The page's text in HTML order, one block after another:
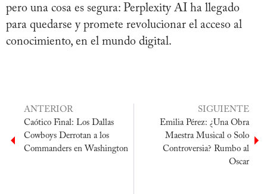
pero una cosa es segura: Perplexity AI ha llegado
para quedarse y promete revolucionar el acceso al
conocimiento, en el mundo digital.
ANTERIOR
Caótico Final: Los Dallas
Cowboys Derrotan a los
Commanders en Washington
SIGUIENTE
Emilia Pérez: ¿Una Obra
Maestra Musical o Solo
Controversia? Rumbo al
Oscar